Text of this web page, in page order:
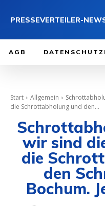
PRESSEVERTEILER-
AGB
Start Allgemein
die Schrottabholung und den...
wir sind
die
den
Bochum.